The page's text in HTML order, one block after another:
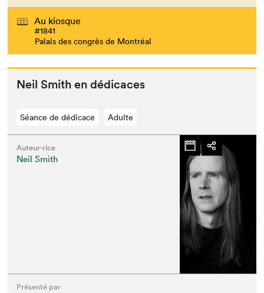
Au kiosque
#1841
Palais des congrès de Montréal
Neil Smith en dédicaces
Séance de dédicace Adulte
Auteur·rice
Neil Smith
Présenté par